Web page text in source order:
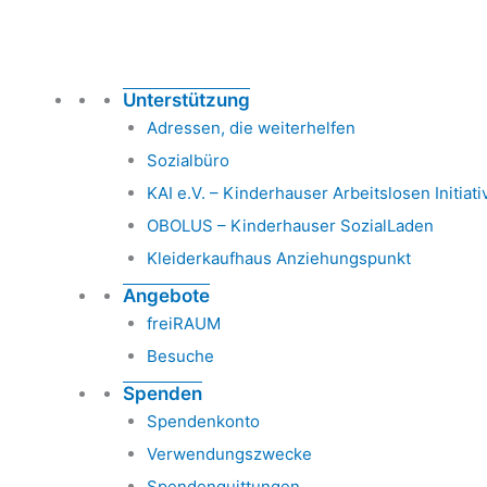
Unterstützung
Adressen, die weiterhelfen
Sozialbüro
KAI e.V. – Kinderhauser Arbeitslosen
OBOLUS – Kinderhauser SozialLaden
Kleiderkaufhaus Anziehungspunkt
Angebote
freiRAUM
Besuche
Spenden
Spendenkonto
Verwendungszwecke